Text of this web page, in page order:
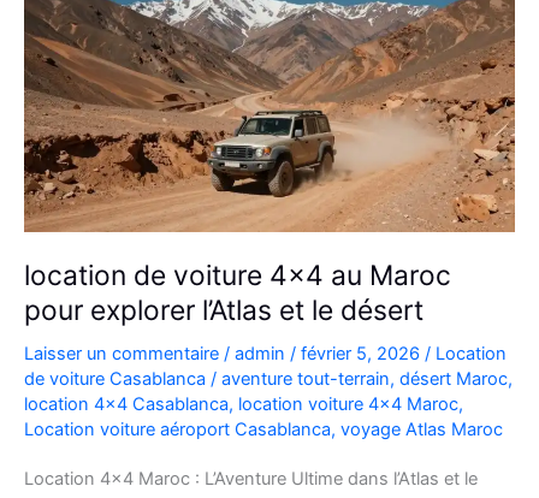
location de voiture 4×4 au Maroc
pour explorer l’Atlas et le désert
Laisser un commentaire / admin / février 5, 2026 / Location
de voiture Casablanca / aventure tout-terrain, désert Maroc,
location 4x4 Casablanca, location voiture 4x4 Maroc,
Location voiture aéroport Casablanca, voyage Atlas Maroc
Location 4×4 Maroc : L’Aventure Ultime dans l’Atlas et le